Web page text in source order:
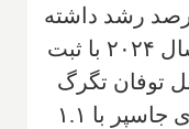
سواری نیز ۲۳.۹ درصد رشد داشته
است. ادعاهای فاجعه‌بار در سال ۲۰۲۴ با ثبت
(شامل توفان تگرگ
کلگری با ۳ میلیارد، آتش‌سوزی جاسپر با ۱.۱